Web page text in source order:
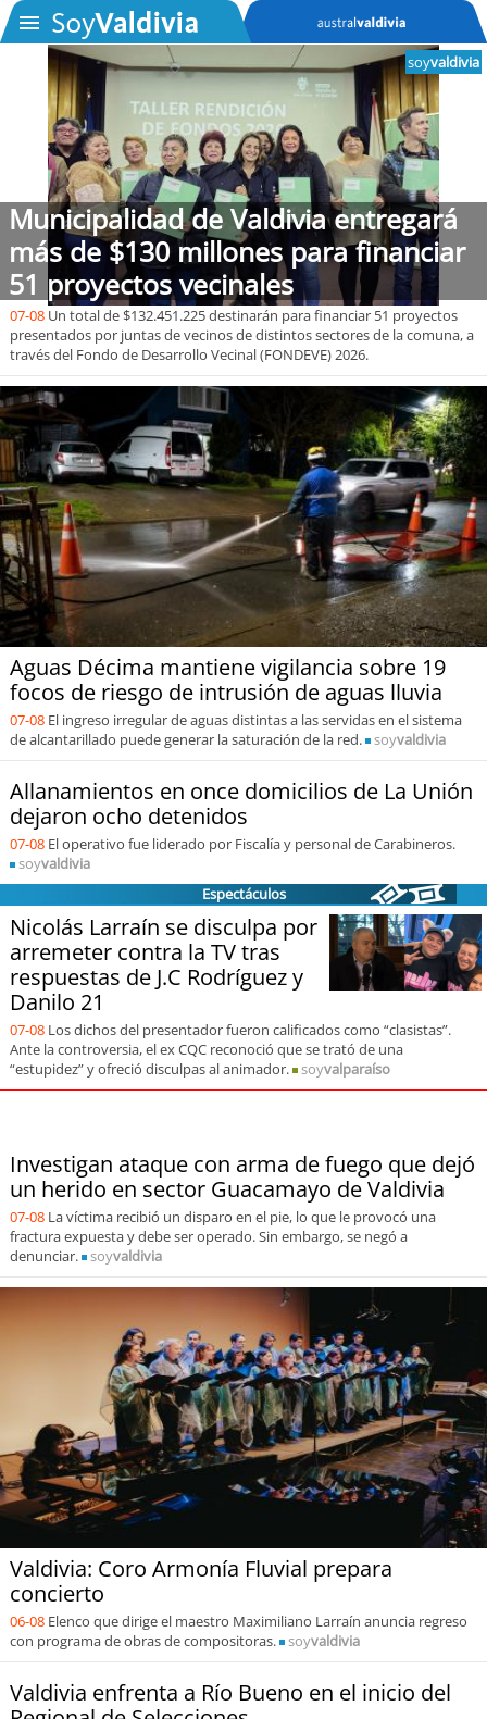
SOYTV
Podcast
Actualidad
Entretención
Economía
Deportes
Tecnología
Sostenibilidad
soychile
soyarica
soyiquique
soycalama
soyantofagasta
soycopiapó
soyvalparaíso
soyquillota
soysanantonio
soychillán
soysancarlos
soyconcepción
soycoronel
arauco
temuco
valdivia
soyosorno
soypuertomontt
soychiloé
Municipalidad de Valdivia entregará
más de $130 millones para financiar
51 proyectos vecinales
soyvaldivia
07-08 Un total de $132.451.225 destinarán para financiar 51 proyectos
presentados por juntas de vecinos de distintos sectores de la comuna, a
través del Fondo de Desarrollo Vecinal (FONDEVE) 2026.
Aguas Décima mantiene vigilancia sobre 19
focos de riesgo de intrusión de aguas lluvia
07-08 El ingreso irregular de aguas distintas a las servidas en el sistema
de alcantarillado puede generar la saturación de la red.
soyvaldivia
Allanamientos en once domicilios de La Unión
dejaron ocho detenidos
07-08 El operativo fue liderado por Fiscalía y personal de Carabineros.
soyvaldivia
Espectáculos
Nicolás Larraín se disculpa por
arremeter contra la TV tras
respuestas de J.C Rodríguez y
Danilo 21
07-08 Los dichos del presentador fueron calificados como “clasistas”.
Ante la controversia, el ex CQC reconoció que se trató de una
“estupidez” y ofreció disculpas al animador.
soyvalparaíso
Investigan ataque con arma de fuego que dejó
un herido en sector Guacamayo de Valdivia
07-08 La víctima recibió un disparo en el pie, lo que le provocó una
fractura expuesta y debe ser operado. Sin embargo, se negó a
denunciar.
soyvaldivia
Valdivia: Coro Armonía Fluvial prepara
concierto
06-08 Elenco que dirige el maestro Maximiliano Larraín anuncia regreso
con programa de obras de compositoras.
soyvaldivia
Valdivia enfrenta a Río Bueno en el inicio del